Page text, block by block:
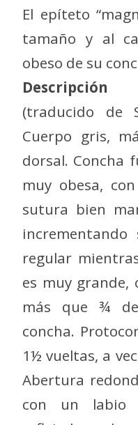
El epíteto
tamaño y al
obeso de su
Descripción
(traducido de
Cuerpo gris,
dorsal. Concha
muy obesa,
sutura bien
regular
es muy grande,
más que ¾
concha.
1½ vueltas, a
Abertura
con un labio